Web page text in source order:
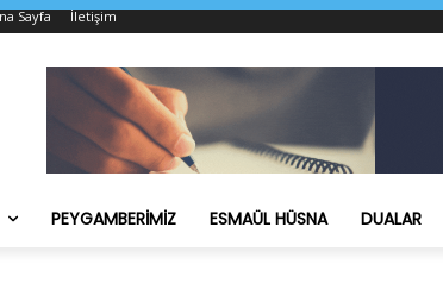
Sayfa İletişim
PEYGAMBERIMIZ ESMAÜL HÜSNA DUALAR